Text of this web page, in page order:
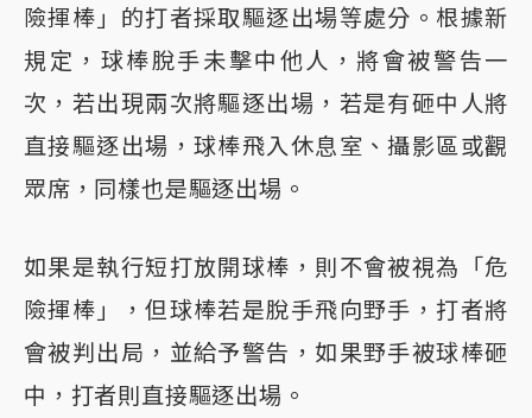
險揮棒」的打者採取驅逐出場等處分。根據新
規定，球棒脫手未擊中他人，將會被警告一
次，若出現兩次將驅逐出場，若是有砸中人將
直接驅逐出場，球棒飛入休息室、攝影區或觀
眾席，同樣也是驅逐出場。
如果是執行短打放開球棒，則不會被視為「危
險揮棒」，但球棒若是脫手飛向野手，打者將
會被判出局，並給予警告，如果野手被球棒砸
中，打者則直接驅逐出場。